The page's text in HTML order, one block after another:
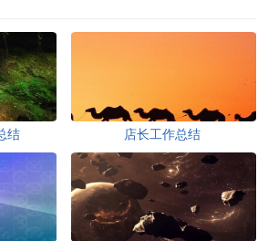
结 店长工作总结